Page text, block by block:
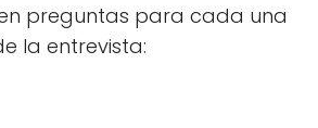
preguntas para cada una
la entrevista: